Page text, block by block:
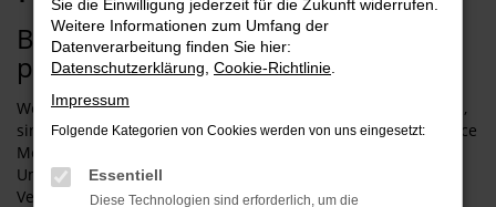
Bei uns finden Sie schnell den
passenden VW für Harzkreis
Wenn Sie einen VW für Fahrten in und um Harzkreis suchen,
sind wir jederzeit gerne Ihr Ansprechpartner. Der Autoservice
Meißner existiert seit 1997 und ist tief im Harz und der
Umgebung verwurzelt. Dank der exzellenten
Verkehrsanbindung und der zentralen Lage innerhalb
Sie die Einwilligung jederzeit für die Zukunft widerrufen.
Weitere Informationen zum Umfang der
Datenverarbeitung finden Sie hier:
Datenschutzerklärung Cookie-Richtlinie
Impressum
Folgende Kategorien von Cookies werden von uns eingesetzt:
Essentiell
Diese Technologien sind erforderlich, um die